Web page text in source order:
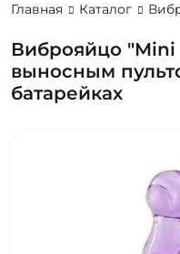
Главная Каталог
Виброяйцо
выносным
батарейках